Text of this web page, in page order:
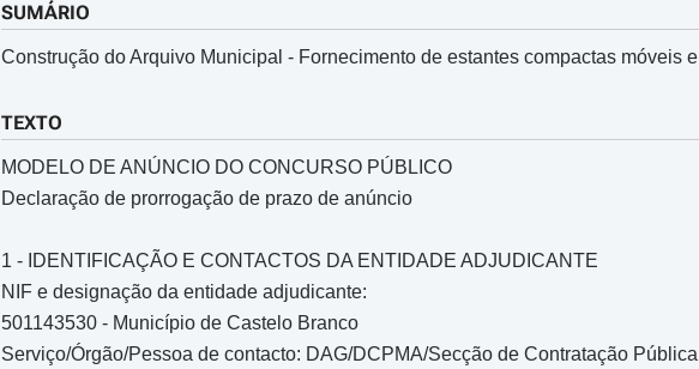
SUMÁRIO
Construção do Arquivo Municipal - Fornecimento de estantes compactas móveis
TEXTO
MODELO DE ANÚNCIO DO CONCURSO PÚBLICO
Declaração de prorrogação de prazo de anúncio
1 - IDENTIFICAÇÃO E CONTACTOS DA ENTIDADE ADJUDICANTE
NIF e designação da entidade adjudicante:
501143530 - Município de Castelo Branco
Serviço/Órgão/Pessoa de contacto: DAG/DCPMA/Secção de Contratação